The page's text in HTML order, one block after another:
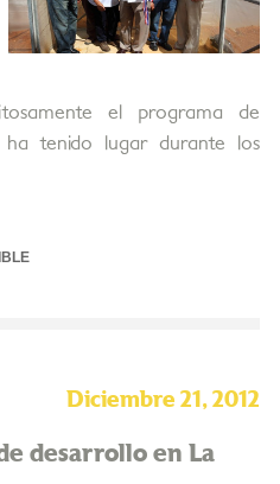
el programa de
ha tenido lugar durante los
Diciembre 21, 2012
desarrollo en La